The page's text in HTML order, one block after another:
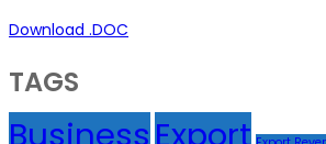
Download .DOC
TAGS
BusinessExport